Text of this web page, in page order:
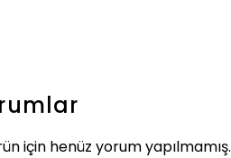
için henüz yorum yapılmamış.